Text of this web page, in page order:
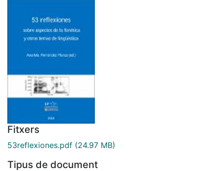
Fitxers
53reflexiones.pdf (24.97 MB)
Tipus de document